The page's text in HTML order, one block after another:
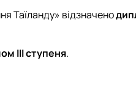
Таїланду» відзначено
III ступеня.